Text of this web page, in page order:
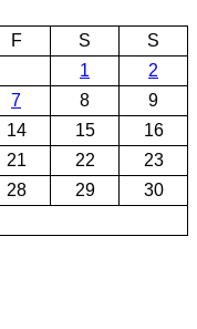
F S
S
1
2
7 8
9
14 15
16
21 22
23
28 29
30